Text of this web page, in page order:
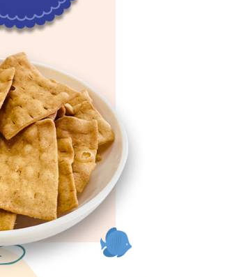
代理人或監護人之同意方可使用
申辦者引起之損失，本公司不負相關責
將依據個別帳號之用戶狀況，依本公司
仍有額度不足之情形，本公司將視審查
人資訊註冊。若發現惡意使用之情
止該用戶之使用額度並採取法律行